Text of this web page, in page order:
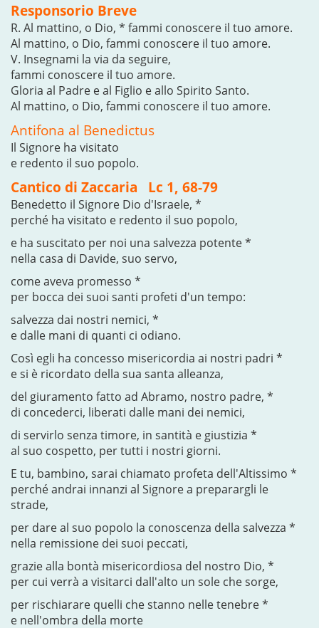
Responsorio Breve
R. Al mattino, o Dio, * fammi conoscere il tuo amore.
Al mattino, o Dio, fammi conoscere il tuo amore.
V. Insegnami la via da seguire,
fammi conoscere il tuo amore.
Gloria al Padre e al Figlio e allo Spirito Santo.
Al mattino, o Dio, fammi conoscere il tuo amore.
Antifona al Benedictus
Il Signore ha visitato
e redento il suo popolo.
Cantico di Zaccaria Lc 1, 68-79
Benedetto il Signore Dio d'Israele, *
perché ha visitato e redento il suo popolo,
e ha suscitato per noi una salvezza potente *
nella casa di Davide, suo servo,
come aveva promesso *
per bocca dei suoi santi profeti d'un tempo:
salvezza dai nostri nemici, *
e dalle mani di quanti ci odiano.
Così egli ha concesso misericordia ai nostri padri *
e si è ricordato della sua santa alleanza,
del giuramento fatto ad Abramo, nostro padre, *
di concederci, liberati dalle mani dei nemici,
di servirlo senza timore, in santità e giustizia *
al suo cospetto, per tutti i nostri giorni.
E tu, bambino, sarai chiamato profeta dell'Altissimo *
perché andrai innanzi al Signore a preparargli le
strade,
per dare al suo popolo la conoscenza della salvezza *
nella remissione dei suoi peccati,
grazie alla bontà misericordiosa del nostro Dio, *
per cui verrà a visitarci dall'alto un sole che sorge,
per rischiarare quelli che stanno nelle tenebre *
e nell'ombra della morte